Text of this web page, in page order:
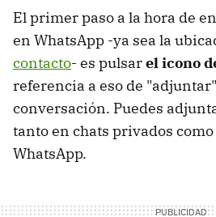
El primer paso a la hora de
en WhatsApp -ya sea la
contacto- es pulsarel icono
referencia a eso de
conversación. Puedes
tanto en chats privados
WhatsApp.